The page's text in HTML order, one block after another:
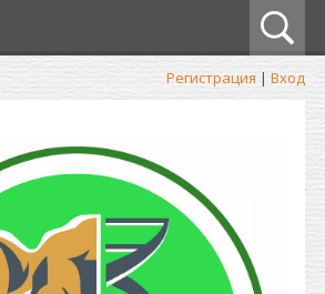
Регистрация | Вход